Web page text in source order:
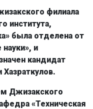
филиала
института,
была отделена от
и
кандидат
Джизакского
«Техническая